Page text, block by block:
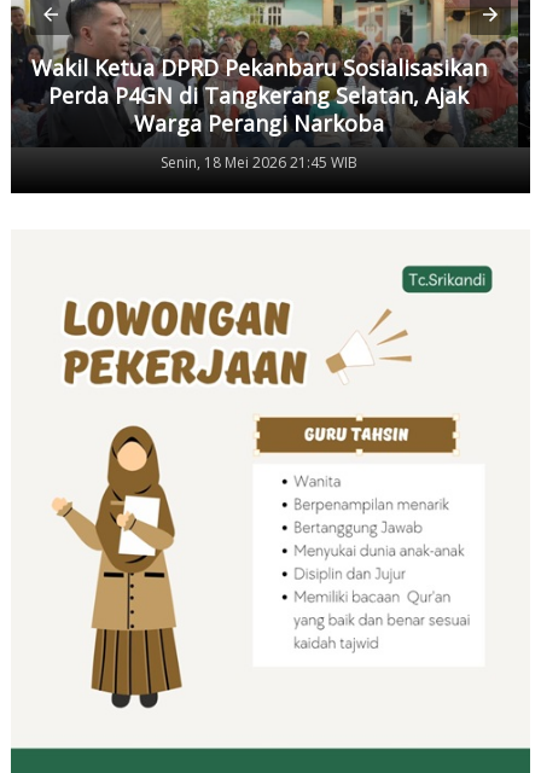
Wakil Ketua DPRD Pekanbaru Sosialisasikan
Perda P4GN di Tangkerang Selatan, Ajak
Warga Perangi Narkoba
Senin, 18 Mei 2026 21:45 WIB